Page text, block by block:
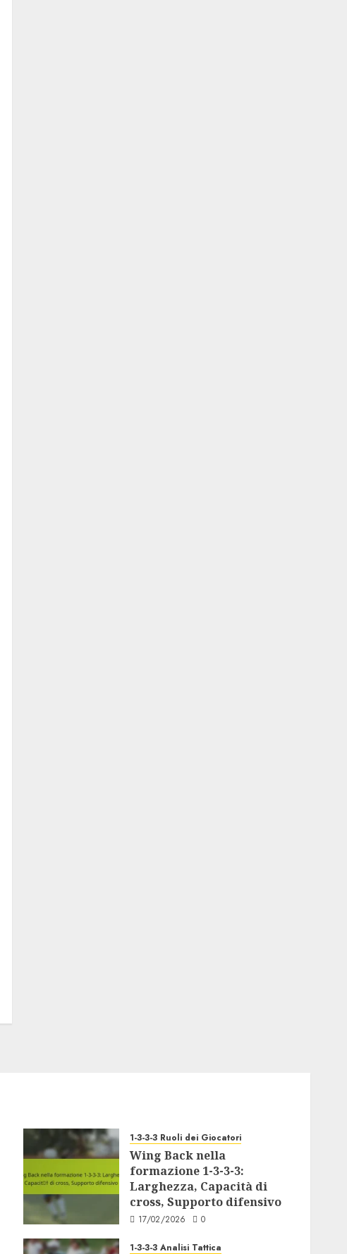
1-3-3-3 Ruoli dei Giocatori
Wing Back nella
formazione 1-3-3-3:
Larghezza, Capacità di
cross, Supporto difensivo
17/02/2026 0
1-3-3-3 Analisi Tattica